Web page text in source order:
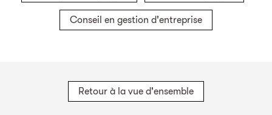
Conseil en gestion d'entreprise
Retour à la vue d'ensemble